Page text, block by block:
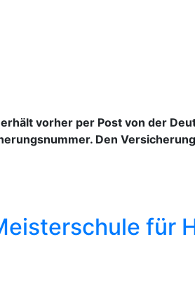
vorher per Post von der
Den
für